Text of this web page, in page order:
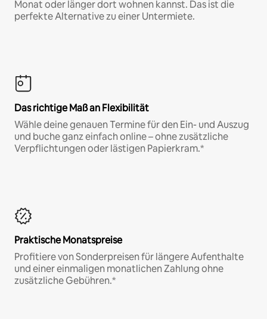
Monat oder länger dort wohnen kannst. Das ist die
perfekte Alternative zu einer Untermiete.
Das richtige Maß an Flexibilität
Wähle deine genauen Termine für den Ein- und Auszug
und buche ganz einfach online – ohne zusätzliche
Verpflichtungen oder lästigen Papierkram.*
Praktische Monatspreise
Profitiere von Sonderpreisen für längere Aufenthalte
und einer einmaligen monatlichen Zahlung ohne
zusätzliche Gebühren.*